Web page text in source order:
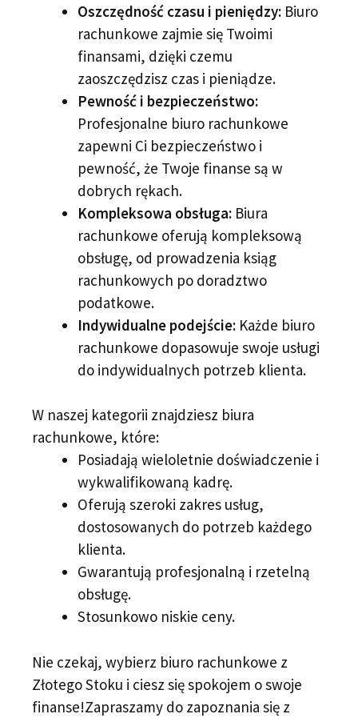
Oszczędność czasu i pieniędzy: Biuro
rachunkowe zajmie się Twoimi
finansami, dzięki czemu
zaoszczędzisz czas i pieniądze.
Pewność i bezpieczeństwo:
Profesjonalne biuro rachunkowe
zapewni Ci bezpieczeństwo i
pewność, że Twoje finanse są w
dobrych rękach.
Kompleksowa obsługa: Biura
rachunkowe oferują kompleksową
obsługę, od prowadzenia ksiąg
rachunkowych po doradztwo
podatkowe.
Indywidualne podejście: Każde biuro
rachunkowe dopasowuje swoje usługi
do indywidualnych potrzeb klienta.
W naszej kategorii znajdziesz biura
rachunkowe, które:
Posiadają wieloletnie doświadczenie i
wykwalifikowaną kadrę.
Oferują szeroki zakres usług,
dostosowanych do potrzeb każdego
klienta.
Gwarantują profesjonalną i rzetelną
obsługę.
Stosunkowo niskie ceny.
Nie czekaj, wybierz biuro rachunkowe z
Złotego Stoku i ciesz się spokojem o swoje
finanse!Zapraszamy do zapoznania się z